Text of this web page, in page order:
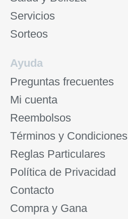
Servicios
Sorteos
Ayuda
Preguntas frecuentes
Mi cuenta
Reembolsos
Términos y Condiciones
Reglas Particulares
Política de Privacidad
Contacto
Compra y Gana